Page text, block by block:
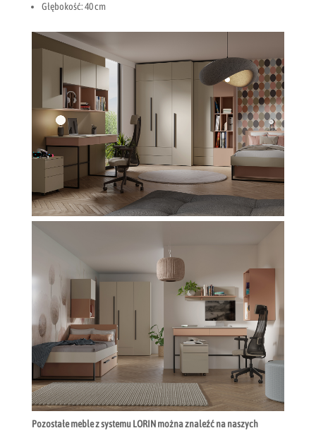
Głębokość: 40 cm
Pozostałe meble z systemu LORIN można znaleźć na naszych